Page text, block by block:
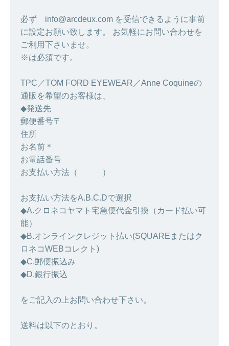
必ず info@arcdeux.com を受信できるように事前
に設定お願い致します。 お気軽にお問い合わせを
ご利用下さいませ。
※は必須です。
TPC／TOM FORD EYEWEAR／Anne Coquineの
通販を希望のお客様は、
◆発送先
郵便番号〒
住所
お名前＊
お電話番号
お支払い方法（ ）
お支払い方法をA.B.C.Dで選択
◆A.クロネコヤマト宅急便代金引換（カード払い可
能）
◆B.オンラインクレジット払い(SQUAREまたはク
ロネコWEBコレクト)
◆C.郵便振込み
◆D.銀行振込
をご記入の上お問い合わせ下さい。
送料は以下のとおり。